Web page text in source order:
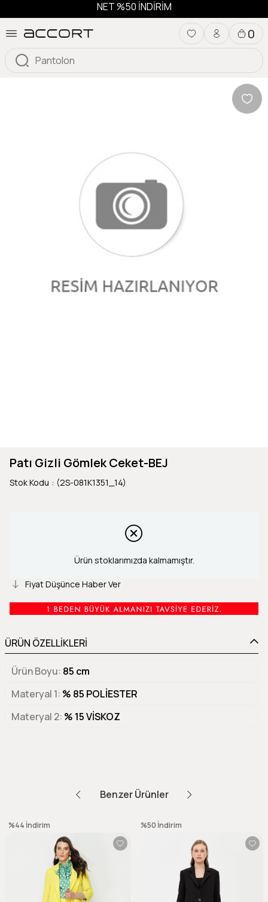
NET %50 İNDİRİM
0
Patı Gizli Gömlek Ceket-BEJ
Stok Kodu (2S-081K1351_14)
Ürün stoklarımızda kalmamıştır.
Fiyat Düşünce Haber Ver
ÜRÜN ÖZELLİKLERİ
Ürün Boyu 85 cm
Materyal 1 % 85 POLİESTER
Materyal 2 % 15 VİSKOZ
Benzer Ürünler
%44 İndirim %50 İndirim